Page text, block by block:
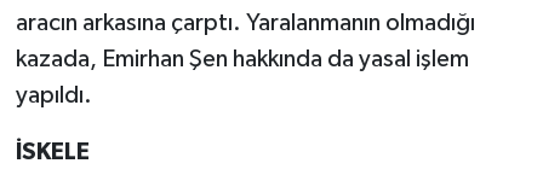
aracın arkasına çarptı. Yaralanmanın olmadığı
kazada, Emirhan Şen hakkında da yasal işlem
yapıldı.
İSKELE